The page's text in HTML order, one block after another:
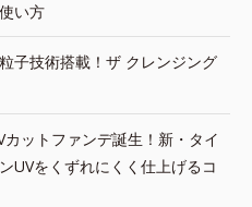
い方
子技術搭載！ザ クレンジング
カットファンデ誕生！新・タイ
UVをくずれにくく仕上げるコ